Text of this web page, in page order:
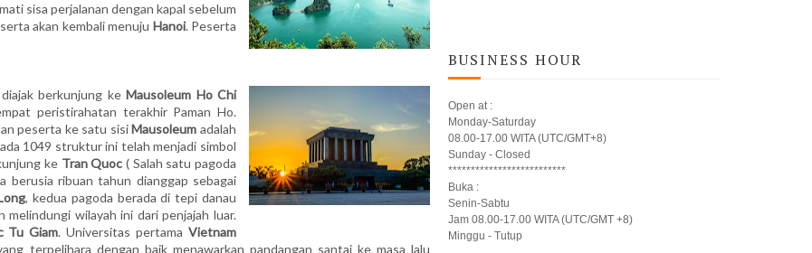
sisa perjalanan dengan kapal sebelum
akan kembali menuju Hanoi. Peserta
berkunjung ke Mausoleum Ho Chi
peristirahatan terakhir Paman Ho.
peserta ke satu sisiMausoleum adalah
1049 struktur ini telah menjadi simbol
ke Tran Quoc ( Salah satu pagoda
berusia ribuan tahun dianggap sebagai
, kedua pagoda berada di tepi danau
wilayah ini dari penjajah luar.
Tu Giam. Universitas pertamaVietnam
terpelihara dengan baik menawarkan pandangan santai ke masa lalu
BUSINESS HOUR
Open at :
Monday-Saturday
08.00-17.00 WITA (UTC/GMT+8)
Sunday - Closed
**************************
Buka :
Senin-Sabtu
Jam 08.00-17.00 WITA (UTC/GMT +8)
Minggu - Tutup